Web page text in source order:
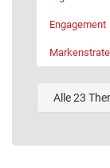
Engagement
Alle 23